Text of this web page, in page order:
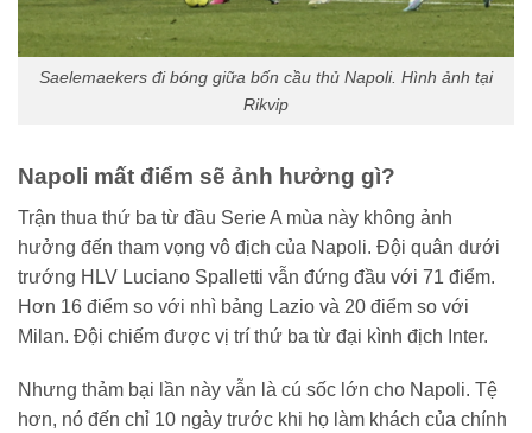
Saelemaekers đi bóng giữa bốn cầu thủ Napoli. Hình ảnh tại
Rikvip
Napoli mất điểm sẽ ảnh hưởng gì?
Trận thua thứ ba từ đầu Serie A mùa này không ảnh
hưởng đến tham vọng vô địch của Napoli. Đội quân dưới
trướng HLV Luciano Spalletti vẫn đứng đầu với 71 điểm.
Hơn 16 điểm so với nhì bảng Lazio và 20 điểm so với
Milan. Đội chiếm được vị trí thứ ba từ đại kình địch Inter.
Nhưng thảm bại lần này vẫn là cú sốc lớn cho Napoli. Tệ
hơn, nó đến chỉ 10 ngày trước khi họ làm khách của chính